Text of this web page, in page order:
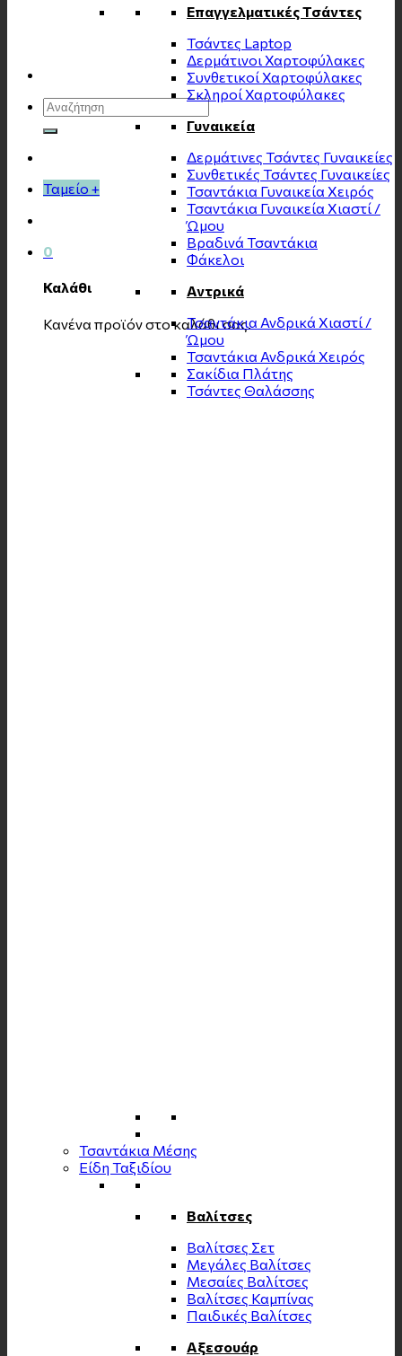
Αναζήτηση
για:
Ταμείο +
0
Καλάθι
Κανένα προϊόν στο καλάθι σας.
Επαγγελματικές Τσάντες
Τσάντες Laptop
Δερμάτινοι Χαρτοφύλακες
Συνθετικοί Χαρτοφύλακες
Σκληροί Χαρτοφύλακες
Γυναικεία
Δερμάτινες Τσάντες Γυναικείες
Συνθετικές Τσάντες Γυναικείες
Τσαντάκια Γυναικεία Χειρός
Τσαντάκια Γυναικεία Χιαστί /
Ώμου
Βραδινά Τσαντάκια
Φάκελοι
Αντρικά
Τσαντάκια Ανδρικά Χιαστί /
Ώμου
Τσαντάκια Ανδρικά Χειρός
Σακίδια Πλάτης
Τσάντες Θαλάσσης
Τσαντάκια Μέσης
Είδη Ταξιδίου
Βαλίτσες
Βαλίτσες Σετ
Μεγάλες Βαλίτσες
Μεσαίες Βαλίτσες
Βαλίτσες Καμπίνας
Παιδικές Βαλίτσες
Αξεσουάρ